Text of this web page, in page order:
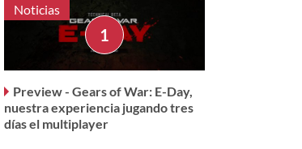
Noticias
Preview - Gears of War: E-Day,
nuestra experiencia jugando tres
días el multiplayer